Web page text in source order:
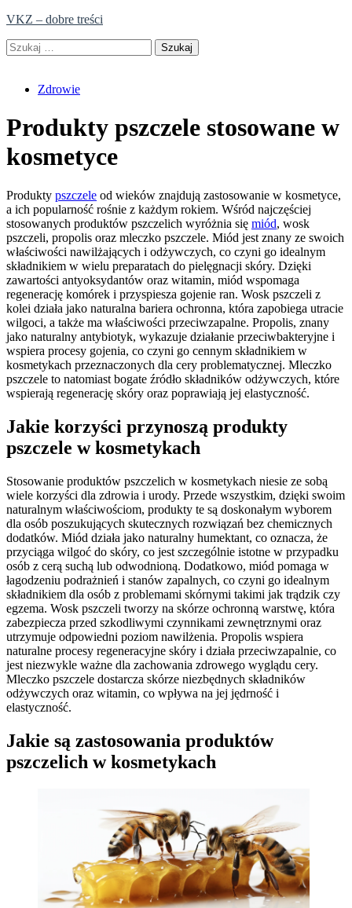
Skip
content
VKZ – dobre treści
Szukaj:
Zdrowie
Produkty pszczele stosowane w
kosmetyce
Produkty pszczele od wieków znajdują zastosowanie w kosmetyce,
a ich popularność rośnie z każdym rokiem. Wśród najczęściej
stosowanych produktów pszczelich wyróżnia się miód, wosk
pszczeli, propolis oraz mleczko pszczele. Miód jest znany ze swoich
właściwości nawilżających i odżywczych, co czyni go idealnym
składnikiem w wielu preparatach do pielęgnacji skóry. Dzięki
zawartości antyoksydantów oraz witamin, miód wspomaga
regenerację komórek i przyspiesza gojenie ran. Wosk pszczeli z
kolei działa jako naturalna bariera ochronna, która zapobiega utracie
wilgoci, a także ma właściwości przeciwzapalne. Propolis, znany
jako naturalny antybiotyk, wykazuje działanie przeciwbakteryjne i
wspiera procesy gojenia, co czyni go cennym składnikiem w
kosmetykach przeznaczonych dla cery problematycznej. Mleczko
pszczele to natomiast bogate źródło składników odżywczych, które
wspierają regenerację skóry oraz poprawiają jej elastyczność.
Jakie korzyści przynoszą produkty
pszczele w kosmetykach
Stosowanie produktów pszczelich w kosmetykach niesie ze sobą
wiele korzyści dla zdrowia i urody. Przede wszystkim, dzięki swoim
naturalnym właściwościom, produkty te są doskonałym wyborem
dla osób poszukujących skutecznych rozwiązań bez chemicznych
dodatków. Miód działa jako naturalny humektant, co oznacza, że
przyciąga wilgoć do skóry, co jest szczególnie istotne w przypadku
osób z cerą suchą lub odwodnioną. Dodatkowo, miód pomaga w
łagodzeniu podrażnień i stanów zapalnych, co czyni go idealnym
składnikiem dla osób z problemami skórnymi takimi jak trądzik czy
egzema. Wosk pszczeli tworzy na skórze ochronną warstwę, która
zabezpiecza przed szkodliwymi czynnikami zewnętrznymi oraz
utrzymuje odpowiedni poziom nawilżenia. Propolis wspiera
naturalne procesy regeneracyjne skóry i działa przeciwzapalnie, co
jest niezwykle ważne dla zachowania zdrowego wyglądu cery.
Mleczko pszczele dostarcza skórze niezbędnych składników
odżywczych oraz witamin, co wpływa na jej jędrność i
elastyczność.
Jakie są zastosowania produktów
pszczelich w kosmetykach